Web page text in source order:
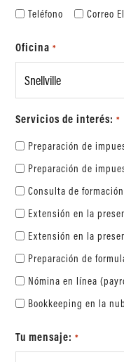
Teléfono Correo
Oficina *
Servicios de interés: *
Preparación de
Preparación de
Consulta de
Extensión en la
Extensión en la
Preparación de
Nómina en línea
Bookkeeping en la
Tu mensaje: *